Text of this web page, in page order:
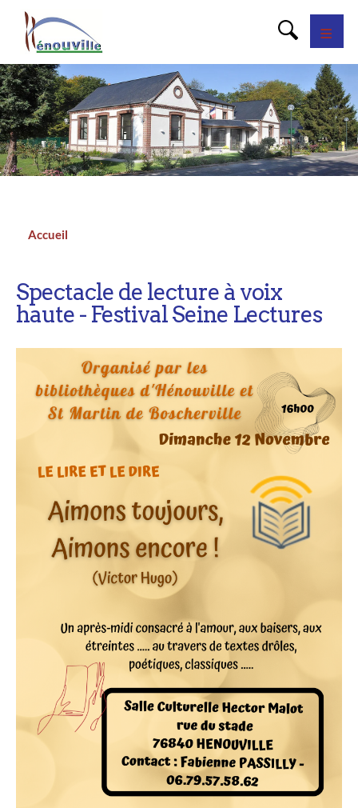
Accueil
Spectacle de lecture à voix
haute - Festival Seine Lectures
Panneau de gestion des cookies